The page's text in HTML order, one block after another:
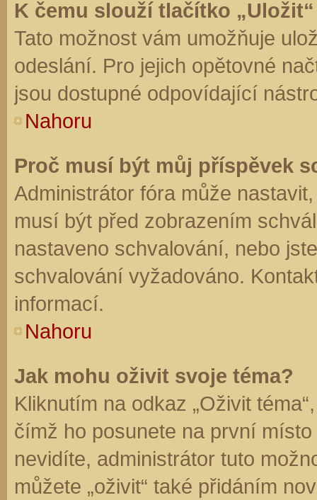
K čemu slouží tlačítko
Tato možnost vám umožňuje
odeslání. Pro jejich opětovné
jsou dostupné odpovídající
Nahoru
Proč musí být můj příspěvek
Administrátor fóra může
musí být před zobrazením
nastaveno schvalování, nebo
schvalování vyžadováno.
informací.
Nahoru
Jak mohu oživit svoje téma?
Kliknutím na odkaz „Oživit
čímž ho posunete na první
nevidíte, administrátor tuto
můžete „oživit“ také přidáním